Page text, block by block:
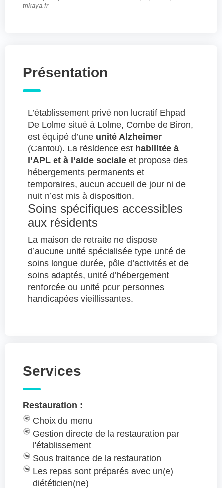
trikaya.fr
Présentation
L’établissement privé non lucratif Ehpad
De Lolme situé à Lolme, Combe de Biron,
est équipé d’une unité Alzheimer
(Cantou). La résidence est habilitée à
l’APL et à l’aide sociale et propose des
hébergements permanents et
temporaires, aucun accueil de jour ni de
nuit n’est mis à disposition.
Soins spécifiques accessibles
aux résidents
La maison de retraite ne dispose
d’aucune unité spécialisée type unité de
soins longue durée, pôle d’activités et de
soins adaptés, unité d’hébergement
renforcée ou unité pour personnes
handicapées vieillissantes.
Services
Restauration :
Choix du menu
Gestion directe de la restauration par
l'établissement
Sous traitance de la restauration
Les repas sont préparés avec un(e)
diététicien(ne)